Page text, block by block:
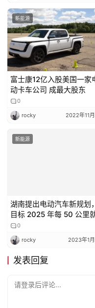
新能源
富士康12亿入股美国一家
动卡车公司 成最大股东
0
rocky 2022年11
新能源
湖南提出电动汽车新规划，
目标 2025 年每 50 公里
有一个充电站
2023年1月
发表回复
请登录后评论...